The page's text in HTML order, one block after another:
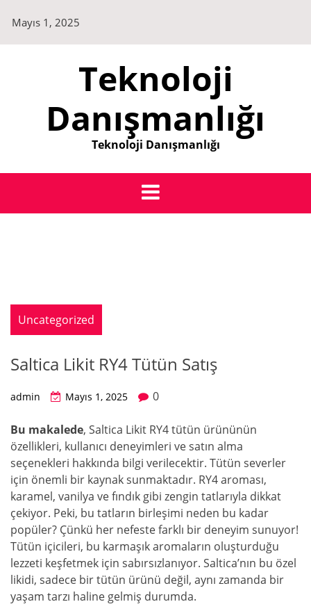
content
Mayıs 1, 2025
Teknoloji
Danışmanlığı
Teknoloji Danışmanlığı
Uncategorized
Saltica Likit RY4 Tütün Satış
admin Mayıs 1, 2025 0
Bu makalede, Saltica Likit RY4 tütün ürününün
özellikleri, kullanıcı deneyimleri ve satın alma
seçenekleri hakkında bilgi verilecektir. Tütün severler
için önemli bir kaynak sunmaktadır. RY4 aroması,
karamel, vanilya ve fındık gibi zengin tatlarıyla dikkat
çekiyor. Peki, bu tatların birleşimi neden bu kadar
popüler? Çünkü her nefeste farklı bir deneyim sunuyor!
Tütün içicileri, bu karmaşık aromaların oluşturduğu
lezzeti keşfetmek için sabırsızlanıyor. Saltica’nın bu özel
likidi, sadece bir tütün ürünü değil, aynı zamanda bir
yaşam tarzı haline gelmiş durumda.